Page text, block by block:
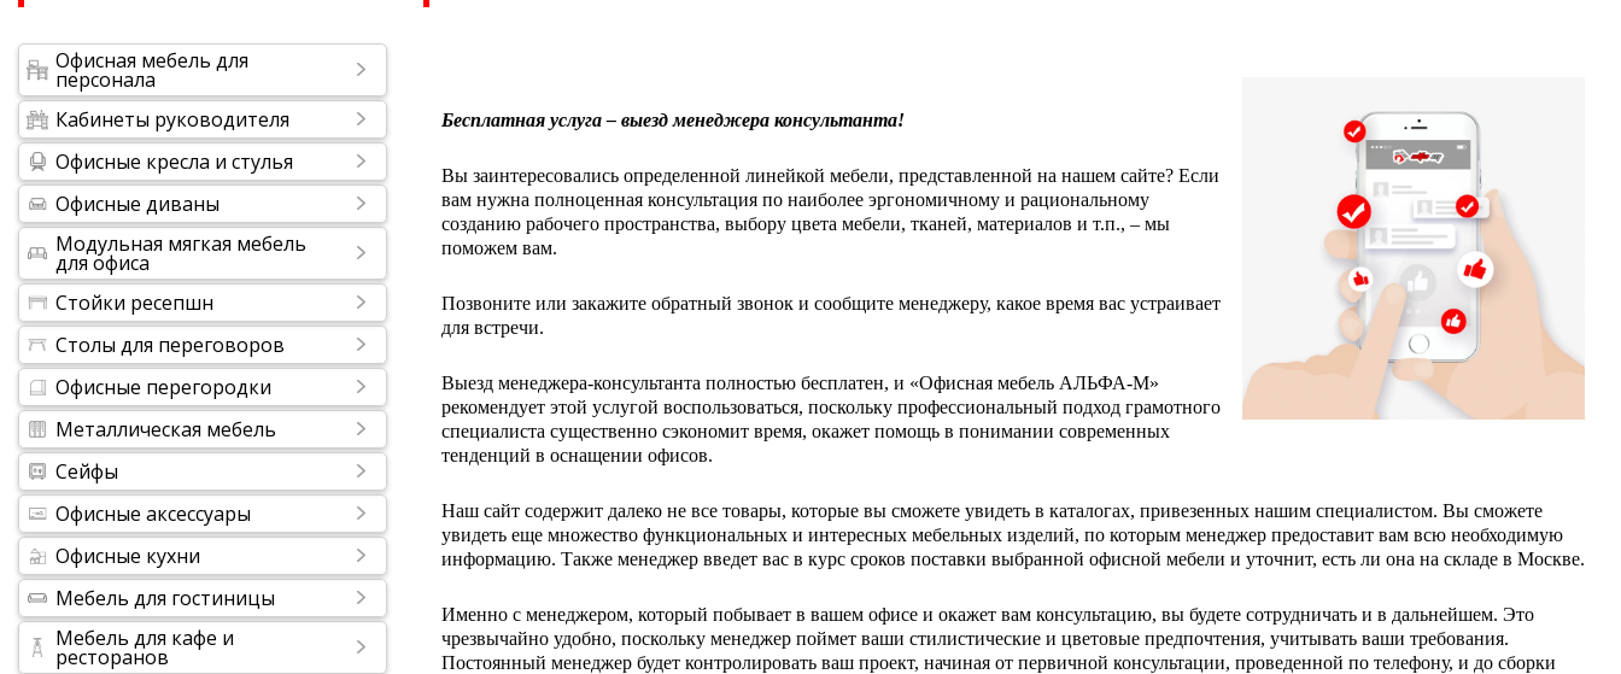
Офисная мебель для
персонала
Кабинеты руководителя
Офисные кресла и стулья
Офисные диваны
Модульная мягкая мебель
для офиса
Стойки ресепшн
Столы для переговоров
Офисные перегородки
Металлическая мебель
Сейфы
Офисные аксессуары
Офисные кухни
Мебель для гостиницы
Мебель для кафе и
ресторанов
Бесплатная услуга – выезд менеджера консультанта!
Вы заинтересовались определенной линейкой мебели, представленной на нашем сайте? Если
вам нужна полноценная консультация по наиболее эргономичному и рациональному
созданию рабочего пространства, выбору цвета мебели, тканей, материалов и т.п., – мы
поможем вам.
Позвоните или закажите обратный звонок и сообщите менеджеру, какое время вас устраивает
для встречи.
Выезд менеджера-консультанта полностью бесплатен, и «Офисная мебель АЛЬФА-М»
рекомендует этой услугой воспользоваться, поскольку профессиональный подход грамотного
специалиста существенно сэкономит время, окажет помощь в понимании современных
тенденций в оснащении офисов.
Наш сайт содержит далеко не все товары, которые вы сможете увидеть в каталогах, привезенных нашим специалистом. Вы сможете
увидеть еще множество функциональных и интересных мебельных изделий, по которым менеджер предоставит вам всю необходимую
информацию. Также менеджер введет вас в курс сроков поставки выбранной офисной мебели и уточнит, есть ли она на складе в Москве.
Именно с менеджером, который побывает в вашем офисе и окажет вам консультацию, вы будете сотрудничать и в дальнейшем. Это
чрезвычайно удобно, поскольку менеджер поймет ваши стилистические и цветовые предпочтения, учитывать ваши требования.
Постоянный менеджер будет контролировать ваш проект, начиная от первичной консультации, проведенной по телефону, и до сборки